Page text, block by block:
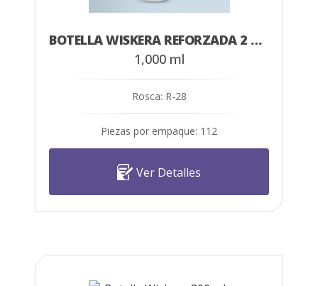
BOTELLA WISKERA REFORZADA 2 1,000 ML CRISTAL
1,000 ml
Rosca: R-28
Piezas por empaque: 112
Ver Detalles